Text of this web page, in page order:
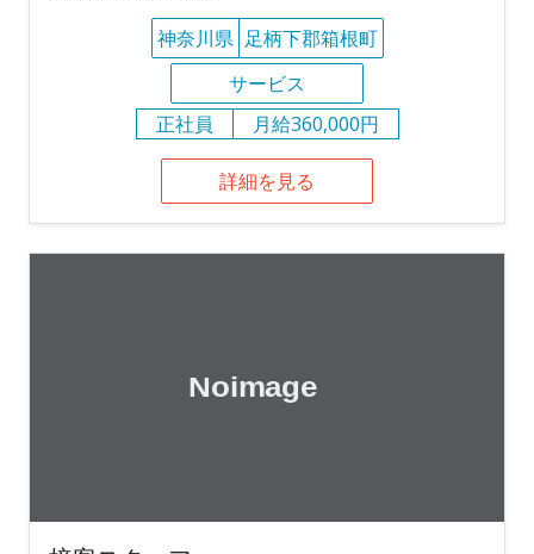
神奈川県 足柄下郡箱根町
サービス
正社員
月給360,000円
詳細を見る